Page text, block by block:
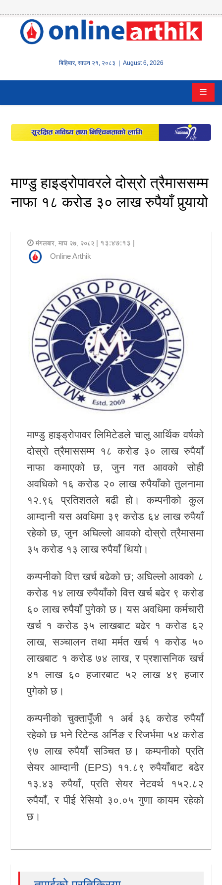
बिहिबार, साउन २१, २०८३ | August 6, 2026
होम
वित्त
इन्स्योरेन्स
अटो
समाचार
सूचना
स्वास्थ्य
खेलकुद
Unicode
☰
माण्डु हाइड्रोपावरले दोस्रो त्रैमाससम्म
नाफा १८ करोड ३० लाख रुपैयाँ पुर्‍यायो
मंगलबार, माघ २७, २०८२ | १३:४७:१३ |
Online Arthik
माण्डु हाइड्रोपावर लिमिटेडले चालु आर्थिक वर्षको
दोस्रो त्रैमाससम्म १८ करोड ३० लाख रुपैयाँ
नाफा कमाएको छ, जुन गत आवको सोही
अवधिको १६ करोड २० लाख रुपैयाँको तुलनामा
१२.९६ प्रतिशतले बढी हो। कम्पनीको कुल
आम्दानी यस अवधिमा ३९ करोड ६४ लाख रुपैयाँ
रहेको छ, जुन अघिल्लो आवको दोस्रो त्रैमासमा
३५ करोड १३ लाख रुपैयाँ थियो।
कम्पनीको वित्त खर्च बढेको छ; अघिल्लो आवको ८
करोड १४ लाख रुपैयाँको वित्त खर्च बढेर ९ करोड
६० लाख रुपैयाँ पुगेको छ। यस अवधिमा कर्मचारी
खर्च १ करोड ३५ लाखबाट बढेर १ करोड ६२
लाख, सञ्चालन तथा मर्मत खर्च १ करोड ५०
लाखबाट १ करोड ७४ लाख, र प्रशासनिक खर्च
४१ लाख ६० हजारबाट ५२ लाख ४९ हजार
पुगेको छ।
कम्पनीको चुक्तापूँजी १ अर्ब ३६ करोड रुपैयाँ
रहेको छ भने रिटेन्ड अर्निङ र रिजर्भमा ५४ करोड
९७ लाख रुपैयाँ सञ्चित छ। कम्पनीको प्रति
सेयर आम्दानी (EPS) ११.८९ रुपैयाँबाट बढेर
१३.४३ रुपैयाँ, प्रति सेयर नेटवर्थ १५२.८२
रुपैयाँ, र पीई रेसियो ३०.०५ गुणा कायम रहेको
छ।